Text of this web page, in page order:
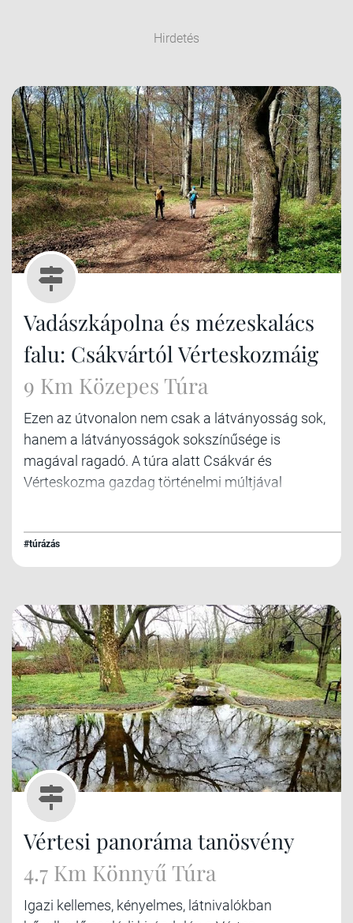
Hirdetés
Vadászkápolna és mézeskalács
falu: Csákvártól Vérteskozmáig
9 Km Közepes Túra
Ezen az útvonalon nem csak a látványosság sok,
hanem a látványosságok sokszínűsége is
magával ragadó. A túra alatt Csákvár és
Vérteskozma gazdag történelmi múltjával
#túrázás
Vértesi panoráma tanösvény
4.7 Km Könnyű Túra
Igazi kellemes, kényelmes, látnivalókban